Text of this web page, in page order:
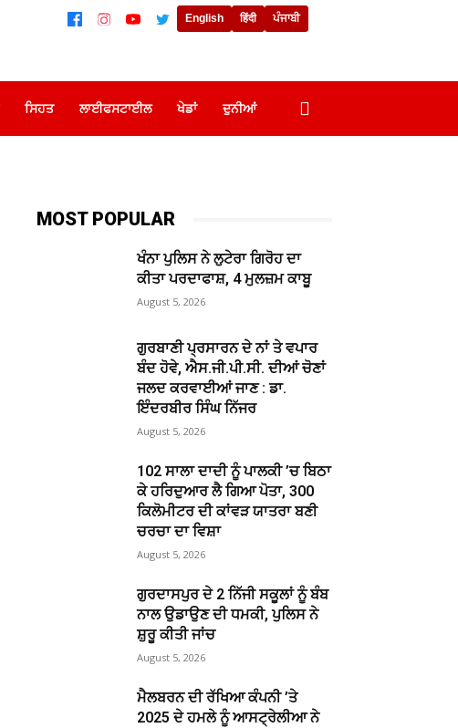
English हिंदी ਪੰਜਾਬੀ
ਸਿਹਤ ਲਾਈਫਸਟਾਈਲ ਖੇਡਾਂ ਦੁਨੀਆਂ
MOST POPULAR
ਖੰਨਾ ਪੁਲਿਸ ਨੇ ਲੁਟੇਰਾ ਗਿਰੋਹ ਦਾ
ਕੀਤਾ ਪਰਦਾਫਾਸ਼, 4 ਮੁਲਜ਼ਮ ਕਾਬੂ
August 5, 2026
ਗੁਰਬਾਣੀ ਪ੍ਰਸਾਰਨ ਦੇ ਨਾਂ ਤੇ ਵਪਾਰ
ਬੰਦ ਹੋਵੇ, ਐਸ.ਜੀ.ਪੀ.ਸੀ. ਦੀਆਂ ਚੋਣਾਂ
ਜਲਦ ਕਰਵਾਈਆਂ ਜਾਣ : ਡਾ.
ਇੰਦਰਬੀਰ ਸਿੰਘ ਨਿੱਜਰ
August 5, 2026
102 ਸਾਲਾ ਦਾਦੀ ਨੂੰ ਪਾਲਕੀ ’ਚ ਬਿਠਾ
ਕੇ ਹਰਿਦੁਆਰ ਲੈ ਗਿਆ ਪੋਤਾ, 300
ਕਿਲੋਮੀਟਰ ਦੀ ਕਾਂਵੜ ਯਾਤਰਾ ਬਣੀ
ਚਰਚਾ ਦਾ ਵਿਸ਼ਾ
August 5, 2026
ਗੁਰਦਾਸਪੁਰ ਦੇ 2 ਨਿੱਜੀ ਸਕੂਲਾਂ ਨੂੰ ਬੰਬ
ਨਾਲ ਉਡਾਉਣ ਦੀ ਧਮਕੀ, ਪੁਲਿਸ ਨੇ
ਸ਼ੁਰੂ ਕੀਤੀ ਜਾਂਚ
August 5, 2026
ਮੈਲਬਰਨ ਦੀ ਰੱਖਿਆ ਕੰਪਨੀ ’ਤੇ
2025 ਦੇ ਹਮਲੇ ਨੂੰ ਆਸਟ੍ਰੇਲੀਆ ਨੇ